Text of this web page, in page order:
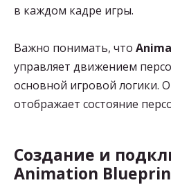
в каждом кадре игры.
Важно понимать, что
управляет движением
основной игровой логики.
отображает состояние
Создание и
Animation